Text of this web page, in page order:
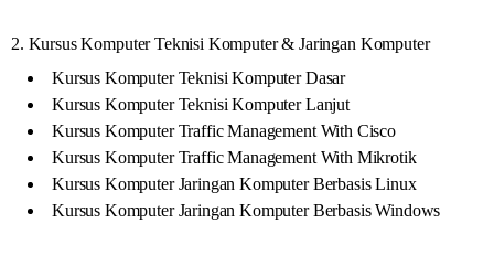
2. Kursus Komputer Teknisi Komputer & Jaringan Komputer
Kursus Komputer Teknisi Komputer Dasar
Kursus Komputer Teknisi Komputer Lanjut
Kursus Komputer Traffic Management With Cisco
Kursus Komputer Traffic Management With Mikrotik
Kursus Komputer Jaringan Komputer Berbasis Linux
Kursus Komputer Jaringan Komputer Berbasis Windows